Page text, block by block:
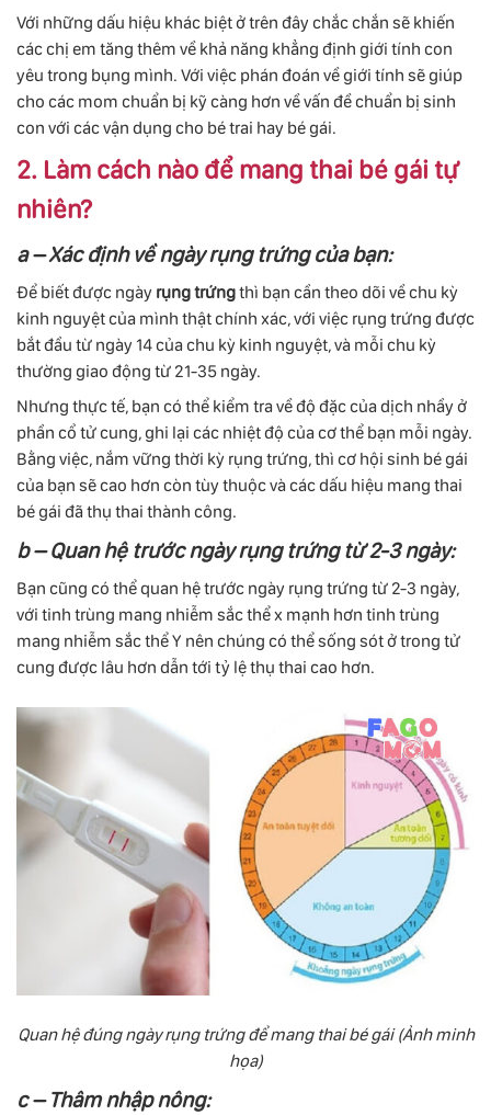
Với những dấu hiệu khác biệt ở trên đây chắc chắn sẽ khiến
các chị em tăng thêm về khả năng khẳng định giới tính con
yêu trong bụng mình. Với việc phán đoán về giới tính sẽ giúp
cho các mom chuẩn bị kỹ càng hơn về vấn đề chuẩn bị sinh
con với các vận dụng cho bé trai hay bé gái.
2. Làm cách nào để mang thai bé gái tự
nhiên?
a – Xác định về ngày rụng trứng của bạn:
Để biết được ngày rụng trứngthì bạn cần theo dõi về chu kỳ
kinh nguyệt của mình thật chính xác, với việc rụng trứng được
bắt đầu từ ngày 14 của chu kỳ kinh nguyệt, và mỗi chu kỳ
thường giao động từ 21-35 ngày.
Nhưng thực tế, bạn có thể kiểm tra về độ đặc của dịch nhầy ở
phần cổ tử cung, ghi lại các nhiệt độ của cơ thể bạn mỗi ngày.
Bằng việc, nắm vững thời kỳ rụng trứng, thì cơ hội sinh bé gái
của bạn sẽ cao hơn còn tùy thuộc và các dấu hiệu mang thai
bé gái đã thụ thai thành công.
b – Quan hệ trước ngày rụng trứng từ 2-3 ngày:
Bạn cũng có thể quan hệ trước ngày rụng trứng từ 2-3 ngày,
với tinh trùng mang nhiễm sắc thể x mạnh hơn tinh trùng
mang nhiễm sắc thể Y nên chúng có thể sống sót ở trong tử
cung được lâu hơn dẫn tới tỷ lệ thụ thai cao hơn.
Quan hệ đúng ngày rụng trứng để mang thai bé gái (Ảnh minh
họa)
c – Thâm nhập nông: